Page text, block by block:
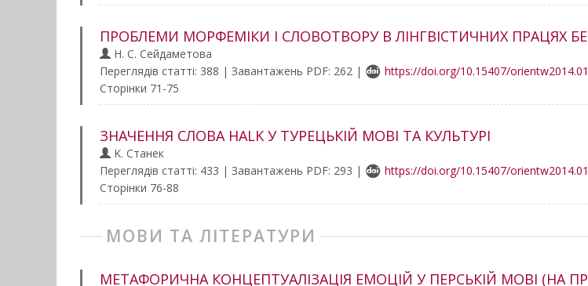
ПРОБЛЕМИ МОРФЕМІКИ І СЛОВОТВОРУ В ЛІНГВІСТИЧНИХ ПРАЦЯХ
Н. С. Сейдаметова
Переглядів статті: 388 | Завантажень PDF: 262 |
https://doi.org/10.15407/
Сторінки 71-75
ЗНАЧЕННЯ СЛОВА HALK У ТУРЕЦЬКІЙ МОВІ ТА КУЛЬТУРІ
K. Станек
Переглядів статті: 433 | Завантажень PDF: 293 |
https://doi.org/10.15407/
Сторінки 76-88
МОВИ ТА ЛІТЕРАТУРИ
МЕТАФОРИЧНА КОНЦЕПТУАЛІЗАЦІЯ ЕМОЦІЙ У ПЕРСЬКІЙ МОВІ (НА